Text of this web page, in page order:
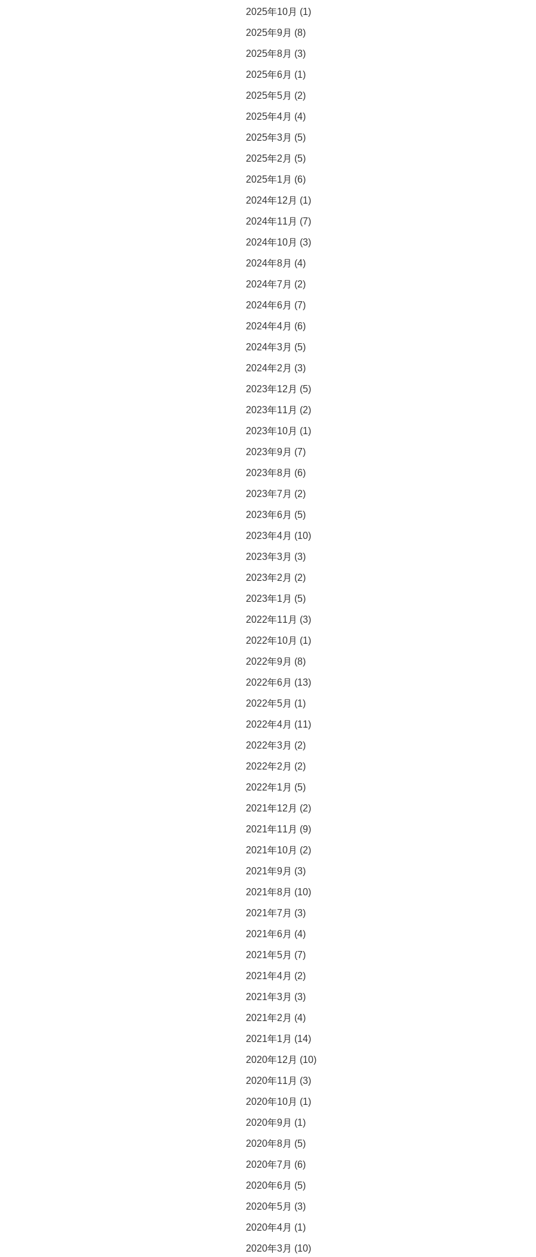
2025年10月 (1)
2025年9月 (8)
2025年8月 (3)
2025年6月 (1)
2025年5月 (2)
2025年4月 (4)
2025年3月 (5)
2025年2月 (5)
2025年1月 (6)
2024年12月 (1)
2024年11月 (7)
2024年10月 (3)
2024年8月 (4)
2024年7月 (2)
2024年6月 (7)
2024年4月 (6)
2024年3月 (5)
2024年2月 (3)
2023年12月 (5)
2023年11月 (2)
2023年10月 (1)
2023年9月 (7)
2023年8月 (6)
2023年7月 (2)
2023年6月 (5)
2023年4月 (10)
2023年3月 (3)
2023年2月 (2)
2023年1月 (5)
2022年11月 (3)
2022年10月 (1)
2022年9月 (8)
2022年6月 (13)
2022年5月 (1)
2022年4月 (11)
2022年3月 (2)
2022年2月 (2)
2022年1月 (5)
2021年12月 (2)
2021年11月 (9)
2021年10月 (2)
2021年9月 (3)
2021年8月 (10)
2021年7月 (3)
2021年6月 (4)
2021年5月 (7)
2021年4月 (2)
2021年3月 (3)
2021年2月 (4)
2021年1月 (14)
2020年12月 (10)
2020年11月 (3)
2020年10月 (1)
2020年9月 (1)
2020年8月 (5)
2020年7月 (6)
2020年6月 (5)
2020年5月 (3)
2020年4月 (1)
2020年3月 (10)